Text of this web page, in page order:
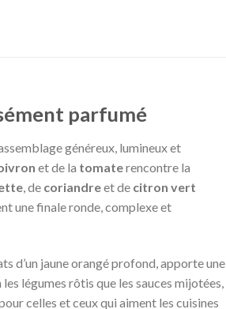
parfumé
généreux, lumineux et
et de la tomaterencontre la
, de coriandreet de citron vert
une finale ronde, complexe et
d’un jaune orangé profond, apporte une
légumes rôtis que les sauces mijotées,
celles et ceux qui aiment les cuisines